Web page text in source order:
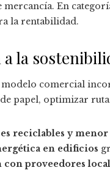
mercancía. En
la rentabilidad.
a la
comercial
papel, optimizar
reciclables y
en edificios
con proveedores